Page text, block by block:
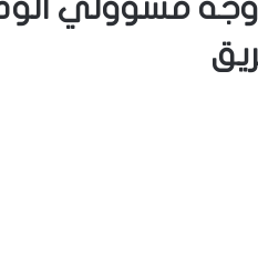
مسؤولي